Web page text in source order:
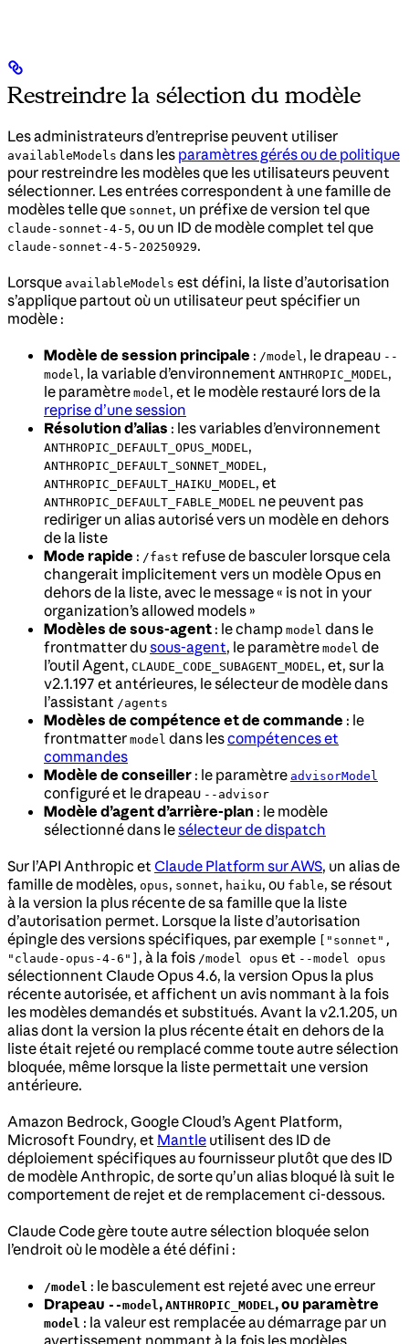
Restreindre la sélection du modèle
Les administrateurs d’entreprise peuvent utiliser
availableModels dans les paramètres gérés ou de politique
pour restreindre les modèles que les utilisateurs peuvent
sélectionner. Les entrées correspondent à une famille de
modèles telle que sonnet, un préfixe de version tel que
claude-sonnet-4-5, ou un ID de modèle complet tel que
claude-sonnet-4-5-20250929.
Lorsque availableModels est défini, la liste d’autorisation
s’applique partout où un utilisateur peut spécifier un
modèle :
Modèle de session principale : /model , le drapeau --
model , la variable d’environnement ANTHROPIC_MODEL ,
le paramètre model , et le modèle restauré lors de la
reprise d’une session
Résolution d’alias : les variables d’environnement
ANTHROPIC_DEFAULT_OPUS_MODEL ,
ANTHROPIC_DEFAULT_SONNET_MODEL ,
ANTHROPIC_DEFAULT_HAIKU_MODEL , et
ANTHROPIC_DEFAULT_FABLE_MODEL ne peuvent pas
rediriger un alias autorisé vers un modèle en dehors
de la liste
Mode rapide : /fast refuse de basculer lorsque cela
changerait implicitement vers un modèle Opus en
dehors de la liste, avec le message « is not in your
organization’s allowed models »
Modèles de sous-agent : le champ model dans le
frontmatter dusous-agent, le paramètre model de
l’outil Agent, CLAUDE_CODE_SUBAGENT_MODEL , et, sur la
v2.1.197 et antérieures, le sélecteur de modèle dans
l’assistant /agents
Modèles de compétence et de commande : le
frontmatter model dans lescompétences et
commandes
Modèle de conseiller : le paramètre advisorModel
configuré et le drapeau --advisor
Modèle d’agent d’arrière-plan : le modèle
sélectionné dans lesélecteur de dispatch
Sur l’API Anthropic et Claude Platform sur AWS, un alias de
famille de modèles, opus, sonnet, haiku, ou fable, se résout
à la version la plus récente de sa famille que la liste
d’autorisation permet. Lorsque la liste d’autorisation
épingle des versions spécifiques, par exemple
["sonnet",
"claude-opus-4-6"] , à la fois /model opus et --model opus
sélectionnent Claude Opus 4.6, la version Opus la plus
récente autorisée, et affichent un avis nommant à la fois
les modèles demandés et substitués. Avant la v2.1.205, un
alias dont la version la plus récente était en dehors de la
liste était rejeté ou remplacé comme toute autre sélection
bloquée, même lorsque la liste permettait une version
antérieure.
Amazon Bedrock, Google Cloud’s Agent Platform,
Microsoft Foundry, et Mantle utilisent des ID de
déploiement spécifiques au fournisseur plutôt que des ID
de modèle Anthropic, de sorte qu’un alias bloqué là suit le
comportement de rejet et de remplacement ci-dessous.
Claude Code gère toute autre sélection bloquée selon
l’endroit où le modèle a été défini :
/model : le basculement est rejeté avec une erreur
Drapeau --model , ANTHROPIC_MODEL , ou paramètre
model : la valeur est remplacée au démarrage par un
avertissement nommant à la fois les modèles